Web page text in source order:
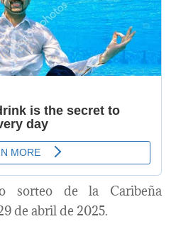
sorteo de la Caribeña
de abril de 2025.